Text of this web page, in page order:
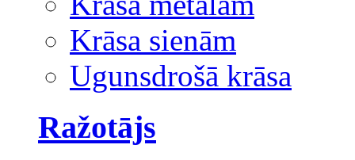
Krāsa sienām
Ugunsdrošā krāsa
Ražotājs